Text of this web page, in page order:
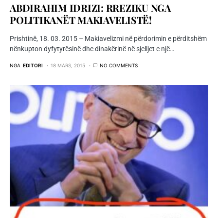
ABDIRAHIM IDRIZI: RREZIKU NGA
POLITIKANËT MAKIAVELISTË!
Prishtinë, 18. 03. 2015 – Makiavelizmi në përdorimin e përditshëm
nënkupton dyfytyrësinë dhe dinakërinë në sjelljet e një…
NGA EDITORI 18 MARS, 2015 NO COMMENTS